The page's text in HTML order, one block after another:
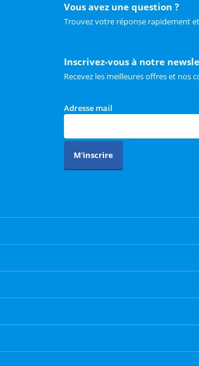
Vous avez une question ?
Trouvez votre réponse rapidement
Inscrivez-vous à notre
Recevez les meilleures offres et nos
Adresse mail
M'inscrire